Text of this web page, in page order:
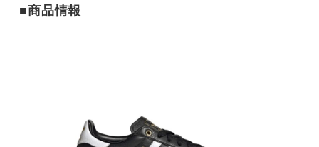
■商品情報